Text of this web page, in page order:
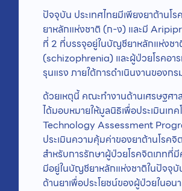
ปัจจุบัน ประเทศไทยมีเพียงยาต้าน
ยาหลักแห่งชาติ (ก-ง) และมี
ที่ 2 ที่บรรจุอยู่ในบัญชียาหลักแห่งชา
(schizophrenia) และผู้ป่วยโรคอ
รุนแรง ภายใต้การดำเนินงานของ
ด้วยเหตุนี้ คณะทำงานด้านเศรษฐ
ได้มอบหมายให้มูลนิธิเพื่อประเมินเ
Technology Assessment
ประเมินความคุ้มค่าของยาต้านโร
สำหรับการรักษาผู้ป่วยโรคจิตเภทที่
มีอยู่ในบัญชียาหลักแห่งชาติในปัจจุ
ด้านยาเพื่อประโยชน์ของผู้ป่วยในอน